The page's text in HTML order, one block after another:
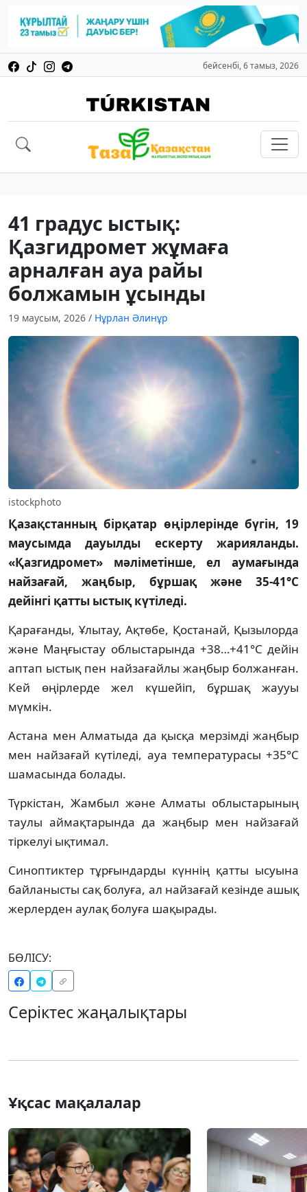
бейсенбі, 6 тамыз, 2026
41 градус ыстық:
Қазгидромет жұмаға
арналған ауа райы
болжамын ұсынды
19 маусым, 2026 / Нұрлан Әлинұр
istockphoto
Қазақстанның бірқатар өңірлерінде бүгін, 19
маусымда дауылды ескерту жарияланды.
«Қазгидромет» мәліметінше, ел аумағында
найзағай, жаңбыр, бұршақ және 35-41°С
дейінгі қатты ыстық күтіледі.
Қарағанды, Ұлытау, Ақтөбе, Қостанай, Қызылорда
және Маңғыстау облыстарында +38…+41°С дейін
аптап ыстық пен найзағайлы жаңбыр болжанған.
Кей өңірлерде жел күшейіп, бұршақ жаууы
мүмкін.
Астана мен Алматыда да қысқа мерзімді жаңбыр
мен найзағай күтіледі, ауа температурасы +35°С
шамасында болады.
Түркістан, Жамбыл және Алматы облыстарының
таулы аймақтарында да жаңбыр мен найзағай
тіркелуі ықтимал.
Синоптиктер тұрғындарды күннің қатты ысуына
байланысты сақ болуға, ал найзағай кезінде ашық
жерлерден аулақ болуға шақырады.
БӨЛІСУ:
Серіктес жаңалықтары
Ұқсас мақалалар